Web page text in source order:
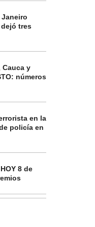
tres
Cauca y
números
en la
policía en
8 de